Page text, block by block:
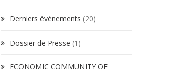
Derniers événements (20)
Dossier de Presse (1)
ECONOMIC COMMUNITY OF